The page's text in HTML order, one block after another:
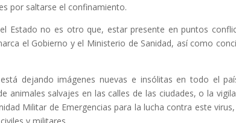
por saltarse el confinamiento.
Estado no es otro que, estar presente en puntos
el Gobierno y el Ministerio de Sanidad, así como
dejando imágenes nuevas e insólitas en todo el
animales salvajes en las calles de las ciudades, o la
Militar de Emergencias para la lucha contra este